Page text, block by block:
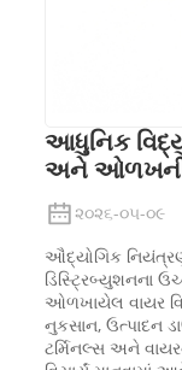
આધુનિક
અને ઓળખની
૨૦૨૬-૦૫-૦૯
ઔદ્યોગિક
ડિસ્ટ્રિબ્યુશનના
ઓળખાયેલ વાયર
નુકસાન, ઉત્પાદન
ટર્મિનલ્સ અને